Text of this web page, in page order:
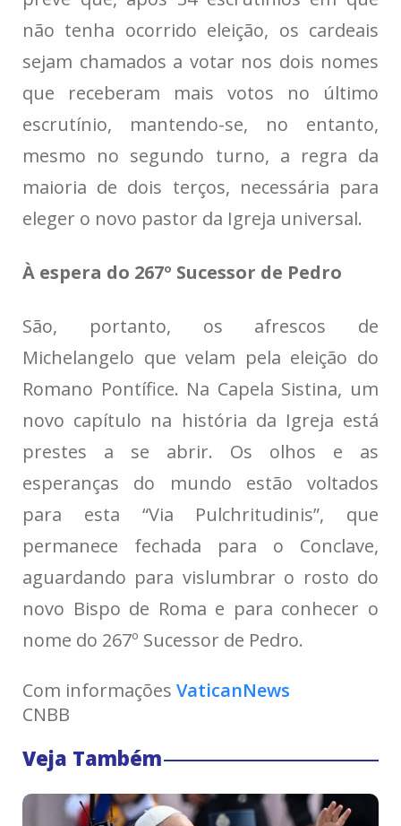
não tenha ocorrido eleição, os cardeais
sejam chamados a votar nos dois nomes
que receberam mais votos no último
escrutínio, mantendo-se, no entanto,
mesmo no segundo turno, a regra da
maioria de dois terços, necessária para
eleger o novo pastor da Igreja universal.
À espera do 267º Sucessor de Pedro
São, portanto, os afrescos de
Michelangelo que velam pela eleição do
Romano Pontífice. Na Capela Sistina, um
novo capítulo na história da Igreja está
prestes a se abrir. Os olhos e as
esperanças do mundo estão voltados
para esta “Via Pulchritudinis”, que
permanece fechada para o Conclave,
aguardando para vislumbrar o rosto do
novo Bispo de Roma e para conhecer o
nome do 267º Sucessor de Pedro.
Com informações VaticanNews
CNBB
Veja Também